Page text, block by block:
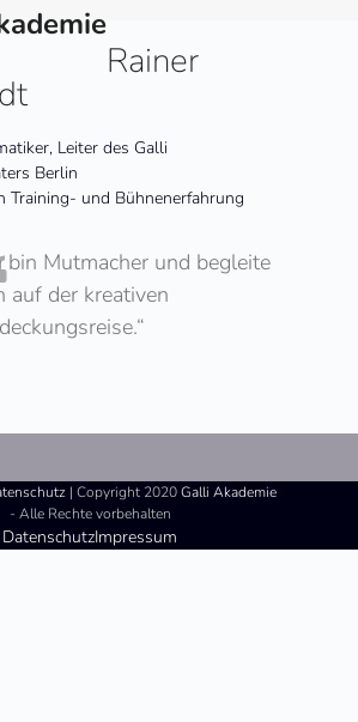
Rainer
Leiter des Galli
Berlin
Training- und Bühnenerfahrung
bin Mutmacher und begleite
auf der kreativen
| Copyright 2020Galli Akademie
- Alle Rechte vorbehalten
DatenschutzImpressum